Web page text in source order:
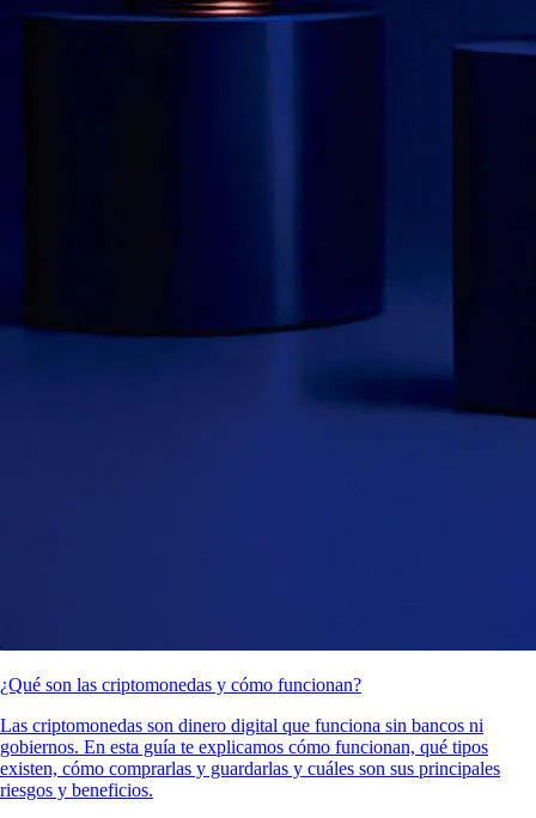
¿Qué son las criptomonedas y cómo funcionan?
Las criptomonedas son dinero digital que funciona sin bancos ni
gobiernos. En esta guía te explicamos cómo funcionan, qué tipos
existen, cómo comprarlas y guardarlas y cuáles son sus principales
riesgos y beneficios.